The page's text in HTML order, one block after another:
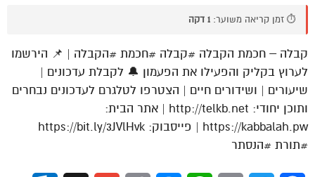
⏱️ זמן קריאה משוער: 1 דקה
קבלה – חכמת הקבלה #קבלה #חכמת #הקבלה | 📌 הירשמו
לערוץ בקליק והפעילו את הפעמון 🔔 לקבלת עדכונים |
שיעורים | ושידורים חיים | הצטרפו לטלגרם לעדכונים נבחרים
ותוכן יחודי: http://telkb.net | אתר הבית:
https://kabbalah.pw | פייסבוק: https://bit.ly/3JVlHvk
#תורת #הנסתר